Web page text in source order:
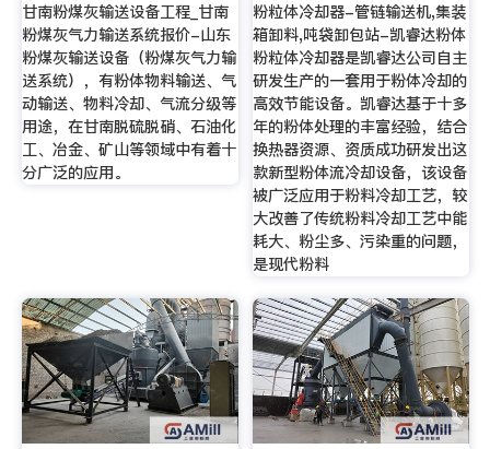
甘南粉煤灰输送设备工程_甘南
粉煤灰气力输送系统报价-山东
粉煤灰输送设备（粉煤灰气力输
送系统），有粉体物料输送、气
动输送、物料冷却、气流分级等
用途，在甘南脱硫脱硝、石油化
工、冶金、矿山等领域中有着十
分广泛的应用。
粉粒体冷却器-管链输送机,集装
箱卸料,吨袋卸包站-凯睿达粉体
粉粒体冷却器是凯睿达公司自主
研发生产的一套用于粉体冷却的
高效节能设备。凯睿达基于十多
年的粉体处理的丰富经验，结合
换热器资源、资质成功研发出这
款新型粉体流冷却设备，该设备
被广泛应用于粉料冷却工艺，较
大改善了传统粉料冷却工艺中能
耗大、粉尘多、污染重的问题，
是现代粉料